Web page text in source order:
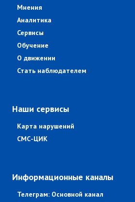
Мнения
Аналитика
Сервисы
Обучение
О движении
Стать наблюдателем
Наши сервисы
Карта нарушений
СМС-ЦИК
Информационные каналы
Телеграм: Основной канал